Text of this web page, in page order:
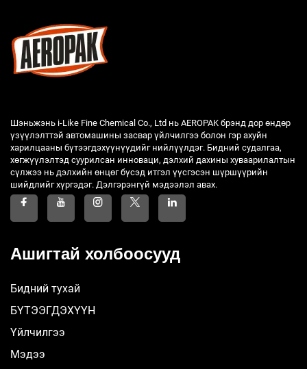
Шэньжэнь i-Like Fine Chemical Co., Ltd нь AEROPAK брэнд дор өндөр
үзүүлэлттэй автомашины засвар үйлчилгээ болон гэр ахуйн
харилцааны бүтээгдэхүүнүүдийг нийлүүлдэг. Бидний судалгаа,
хөгжүүлэлтэд суурилсан инноваци, дэлхий дахины хуваарилалтын
сүлжээ нь дэлхийн өнцөг бүсэд итгэл үүсгэсэн шүршүүрийн
шийдлийг хүргэдэг. Дэлгэрэнгүй мэдээлэл авах.
Ашигтай холбоосууд
Бидний тухай
БҮТЭЭГДЭХҮҮН
Үйлчилгээ
Мэдээ